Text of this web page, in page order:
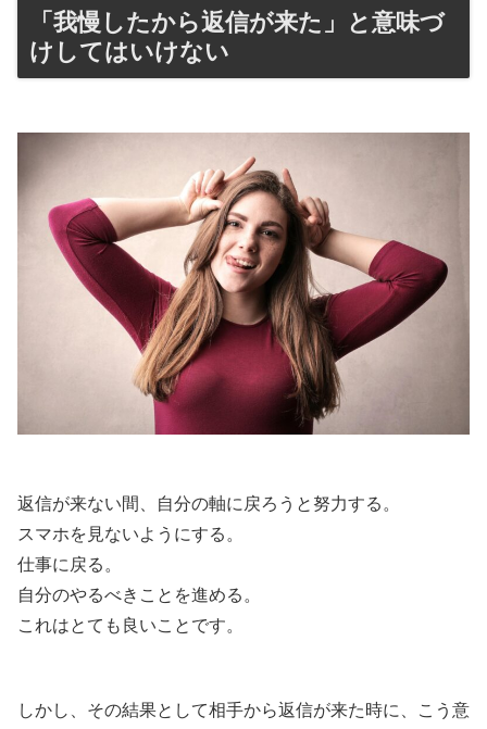
「我慢したから返信が来た」と意味づ
けしてはいけない
返信が来ない間、自分の軸に戻ろうと努力する。
スマホを見ないようにする。
仕事に戻る。
自分のやるべきことを進める。
これはとても良いことです。
しかし、その結果として相手から返信が来た時に、こう意